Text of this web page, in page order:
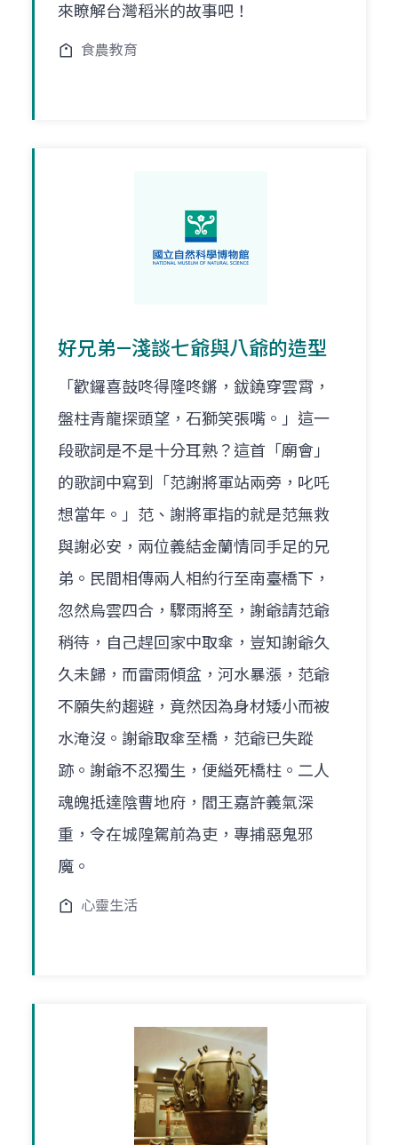
來瞭解台灣稻米的故事吧！
食農教育
好兄弟—淺談七爺與八爺的造型
「歡鑼喜鼓咚得隆咚鏘，鈸鐃穿雲霄，
盤柱青龍探頭望，石獅笑張嘴。」這一
段歌詞是不是十分耳熟？這首「廟會」
的歌詞中寫到「范謝將軍站兩旁，叱吒
想當年。」范、謝將軍指的就是范無救
與謝必安，兩位義結金蘭情同手足的兄
弟。民間相傳兩人相約行至南臺橋下，
忽然烏雲四合，驟雨將至，謝爺請范爺
稍待，自己趕回家中取傘，豈知謝爺久
久未歸，而雷雨傾盆，河水暴漲，范爺
不願失約趨避，竟然因為身材矮小而被
水淹沒。謝爺取傘至橋，范爺已失蹤
跡。謝爺不忍獨生，便縊死橋柱。二人
魂魄抵達陰曹地府，閻王嘉許義氣深
重，令在城隍駕前為吏，專捕惡鬼邪
魔。
心靈生活